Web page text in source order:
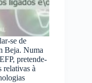
se de
Beja. Numa
pretende-
relativas à